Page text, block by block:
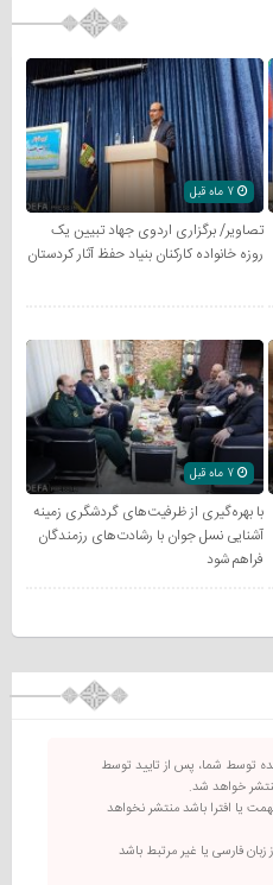
تصاویر/ برگزاری اردوی جهاد تبیین یک
روزه خانواده کارکنان بنیاد حفظ آثار کردستان
با بهره‌گیری از ظرفیت‌های گردشگری زمینه
آشنایی نسل جوان با رشادت‌های رزمندگان
فراهم شود
توسط شما، پس از تایید توسط
خواهد شد.
یا افترا باشد منتشر نخواهد
زبان فارسی یا غیر مرتبط باشد